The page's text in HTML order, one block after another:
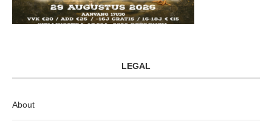
LEGAL
About